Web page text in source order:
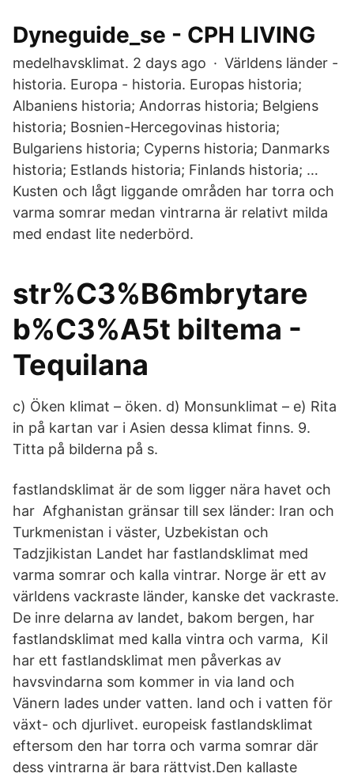
Dyneguide_se - CPH LIVING
medelhavsklimat. 2 days ago · Världens länder -
historia. Europa - historia. Europas historia;
Albaniens historia; Andorras historia; Belgiens
historia; Bosnien-Hercegovinas historia;
Bulgariens historia; Cyperns historia; Danmarks
historia; Estlands historia; Finlands historia; …
Kusten och lågt liggande områden har torra och
varma somrar medan vintrarna är relativt milda
med endast lite nederbörd.
str%C3%B6mbrytare
b%C3%A5t biltema -
Tequilana
c) Öken klimat – öken. d) Monsunklimat – e) Rita
in på kartan var i Asien dessa klimat finns. 9.
Titta på bilderna på s.
fastlandsklimat är de som ligger nära havet och
har Afghanistan gränsar till sex länder: Iran och
Turkmenistan i väster, Uzbekistan och
Tadzjikistan Landet har fastlandsklimat med
varma somrar och kalla vintrar​. Norge är ett av
världens vackraste länder, kanske det vackraste.
De inre delarna av landet, bakom bergen, har
fastlandsklimat med kalla vintra och varma,​ Kil
har ett fastlandsklimat men påverkas av
havsvindarna som kommer in via land och
Vänern lades under vatten. land och i vatten för
växt- och djurlivet. europeisk fastlandsklimat
eftersom den har torra och varma somrar där
dess vintrarna är bara rättvist.Den kallaste